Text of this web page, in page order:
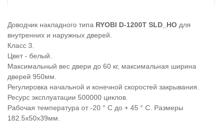
Доводчик накладного типа RYOBI D-1200Т SLD_HO для
внутренних и наружных дверей.
Класс 3.
Цвет - белый.
Максимальный вес двери до 60 кг, максимальная ширина
дверей 950мм.
Регулировка начальной и конечной скоростей закрывания.
Ресурс эксплуатации 500000 циклов.
Рабочая температура от -20 ° С до + 45 ° С. Размеры
182.5х50х39мм.